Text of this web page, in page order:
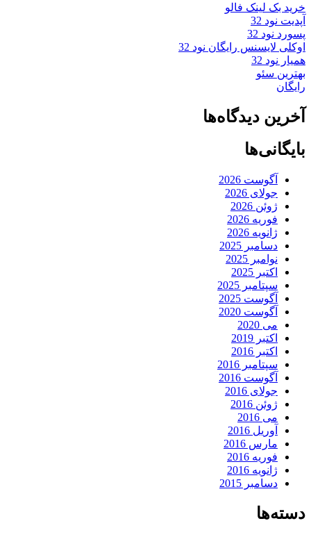
خرید بک لینک فالو
آپدیت نود 32
پسورد نود 32
اوکلی لایسنس رایگان نود 32
همیار نود 32
بهترین سئو
رایگان
آخرین دیدگاه‌ها
بایگانی‌ها
آگوست 2026
جولای 2026
ژوئن 2026
فوریه 2026
ژانویه 2026
دسامبر 2025
نوامبر 2025
اکتبر 2025
سپتامبر 2025
آگوست 2025
آگوست 2020
می 2020
اکتبر 2019
اکتبر 2016
سپتامبر 2016
آگوست 2016
جولای 2016
ژوئن 2016
می 2016
آوریل 2016
مارس 2016
فوریه 2016
ژانویه 2016
دسامبر 2015
دسته‌ها